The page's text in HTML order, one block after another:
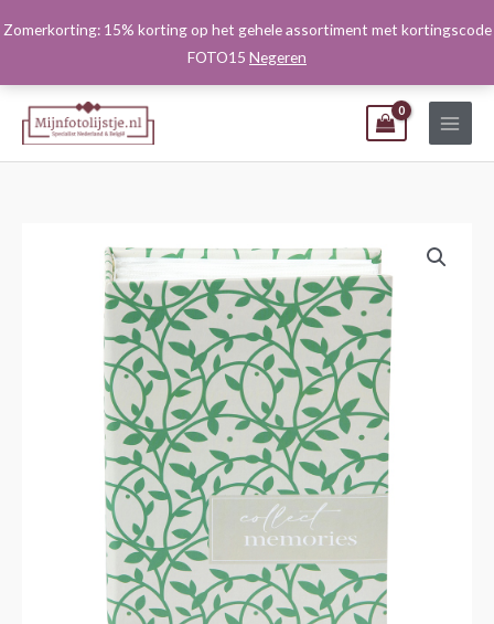
Zomerkorting: 15% korting op het gehele assortiment met kortingscode
FOTO15 Negeren
naar